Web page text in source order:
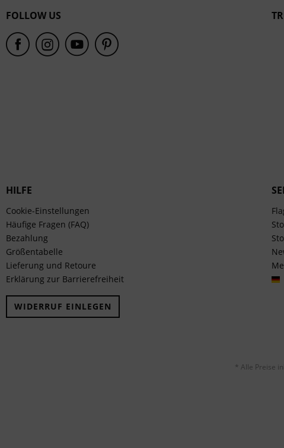
FOLLOW US
HILFE
Cookie-Einstellungen
Häufige Fragen (FAQ)
Bezahlung
Größentabelle
Lieferung und Retoure
Erklärung zur Barrierefreiheit
WIDERRUF EINLEGEN
* Alle Preise